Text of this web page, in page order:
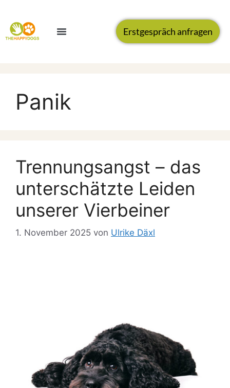
Erstgespräch anfragen
Panik
Trennungsangst – das
unterschätzte Leiden
unserer Vierbeiner
1. November 2025 von Ulrike Däxl